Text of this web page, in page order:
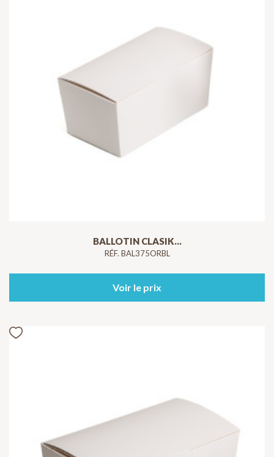
BALLOTIN CLASIK...
RÉF. BAL375ORBL
Voir le prix